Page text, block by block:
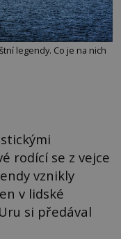
legendy. Co je na nich
rodící se z vejce
vznikly
v lidské
si předával